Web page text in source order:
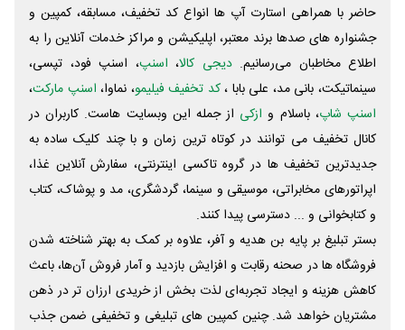
حاضر با همراهی استارت آپ ها انواع کد تخفیف، مسابقه، کمپین و
جشنواره های صدها برند معتبر، اپلیکیشن و مراکز خدمات آنلاین را به
اطلاع مخاطبان می‌رسانیم. دیجی کالا، اسنپ، اسنپ فود، تپسی،
سینماتیکت، بانی مد، علی‌ بابا ،کد تخفیف فیلیمو، نماوا، اسنپ مارکت،
اسنپ شاپ، باسلام و ازکی از جمله این وبسایت ‌هاست. کاربران در
کانال تخفیف می توانند در کوتاه ترین زمان و با چند کلیک ساده به
جدیدترین تخفیف ها در گروه تاکسی اینترنتی، سفارش آنلاین غذا،
اپراتورهای مخابراتی، موسیقی و سینما، گردشگری، مد و پوشاک، کتاب
و کتابخوانی و ... دسترسی پیدا کنند.
بستر تبلیغ بر پایه بن هدیه و آفر، علاوه بر کمک به بهتر شناخته شدن
فروشگاه ها در صحنه رقابت و افزایش بازدید و آمار فروش آن‌ها، باعث
کاهش هزینه و ایجاد تجربه‌ای لذت بخش از خریدی ارزان تر در ذهن
مشتریان خواهد شد. چنین کمپین های تبلیغی و تخفیفی ضمن جذب